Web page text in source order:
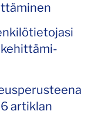
artiklan